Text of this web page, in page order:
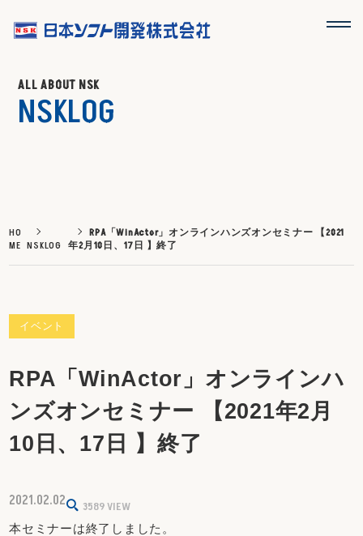
ALL ABOUT NSK
NSKLOG
HO
ME NSKLOG
RPA「WinActor」オンラインハンズオンセミナー 【2021
年2月10日、17日 】終了
イベント
RPA「WinActor」オンラインハ
ンズオンセミナー 【2021年2月
10日、17日 】終了
2021.02.02 3589VIEW
本セミナーは終了しました。